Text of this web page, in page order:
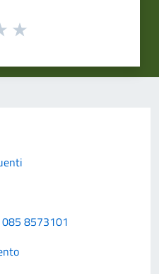
8573101